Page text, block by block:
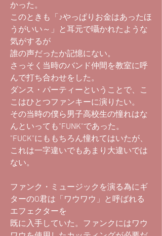
かった。
このときも「♪やっぱりお金はあったほ
うがいい～」と耳元で囁かれたような
気がするが
誰の声だったか記憶にない。
さっそく当時のバンド仲間を教室に呼
んで打ち合わせをした。
ダンス・パーティーということで、こ
こはひとつファンキーに演りたい。
その当時の僕ら男子高校生の憧れはな
んといっても"FUNK"であった。
"FUCK"にももちろん憧れてはいたが、
これは一字違いでもあまり大違いでは
ない。
ファンク・ミュージックを演る為にギ
ターのO君は「ワウワウ」と呼ばれる
エフェクターを
既に入手していた。ファンクにはワウ